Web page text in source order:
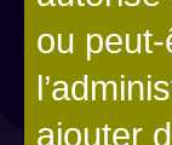
ou
ajouter